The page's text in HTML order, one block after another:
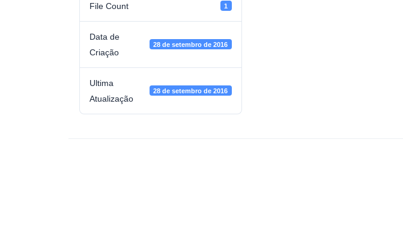
File Count 1
Data de
Criação
28 de setembro de 2016
Ultima
Atualização
28 de setembro de 2016